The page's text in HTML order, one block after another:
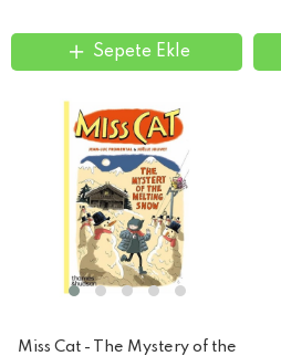
Sepete Ekle
Miss Cat - The Mystery of the